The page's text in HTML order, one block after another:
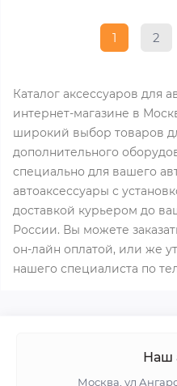
1 2
Каталог аксессуаров для
интернет-магазине в
широкий выбор товаров
дополнительного
специально для вашего
автоаксессуары с
доставкой курьером до
России. Вы можете
он-лайн оплатой, или же
нашего специалиста по
Наш
Москва, ул